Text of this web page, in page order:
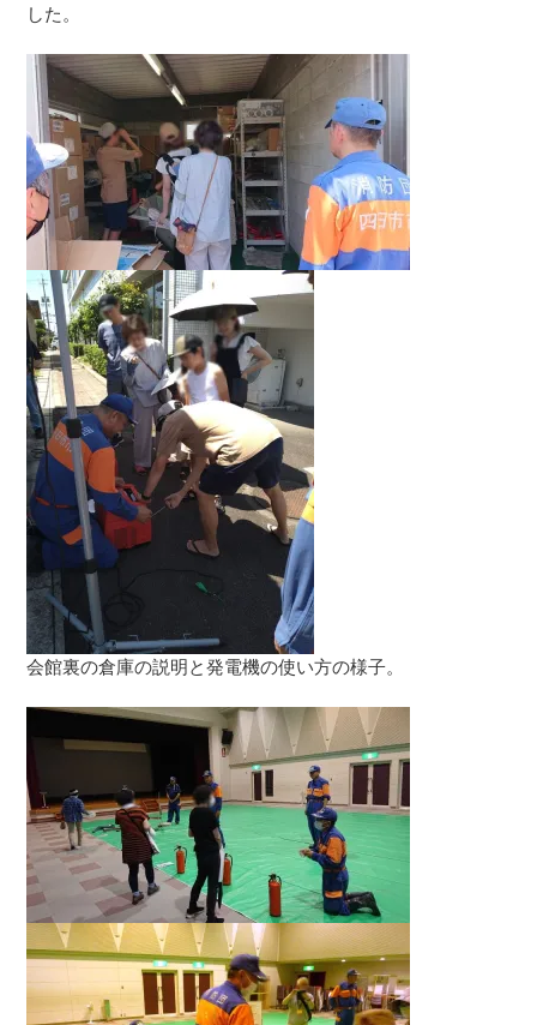
した。
会館裏の倉庫の説明と発電機の使い方の様子。